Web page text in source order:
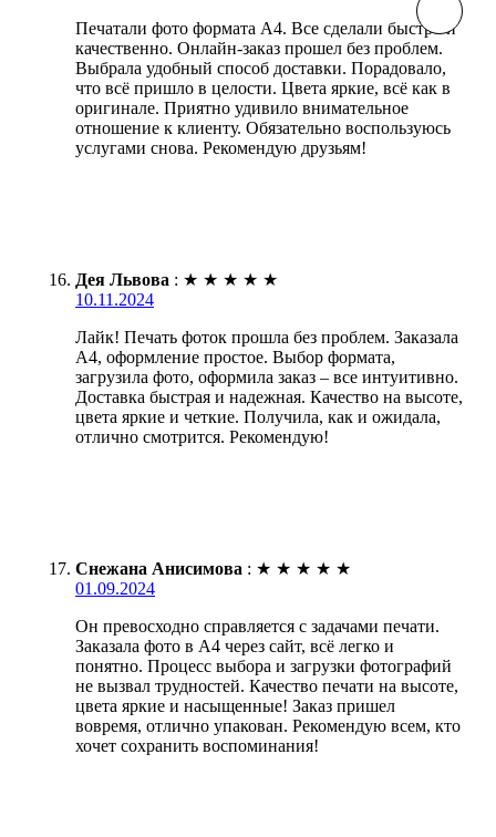
Печатали фото формата А4. Все сделали быстро и
качественно. Онлайн-заказ прошел без проблем.
Выбрала удобный способ доставки. Порадовало,
что всё пришло в целости. Цвета яркие, всё как в
оригинале. Приятно удивило внимательное
отношение к клиенту. Обязательно воспользуюсь
услугами снова. Рекомендую друзьям!
Дея Львова : ★ ★ ★ ★ ★
10.11.2024
Лайк! Печать фоток прошла без проблем. Заказала
А4, оформление простое. Выбор формата,
загрузила фото, оформила заказ – все интуитивно.
Доставка быстрая и надежная. Качество на высоте,
цвета яркие и четкие. Получила, как и ожидала,
отлично смотрится. Рекомендую!
Снежана Анисимова : ★ ★ ★ ★ ★
01.09.2024
Он превосходно справляется с задачами печати.
Заказала фото в А4 через сайт, всё легко и
понятно. Процесс выбора и загрузки фотографий
не вызвал трудностей. Качество печати на высоте,
цвета яркие и насыщенные! Заказ пришел
вовремя, отлично упакован. Рекомендую всем, кто
хочет сохранить воспоминания!